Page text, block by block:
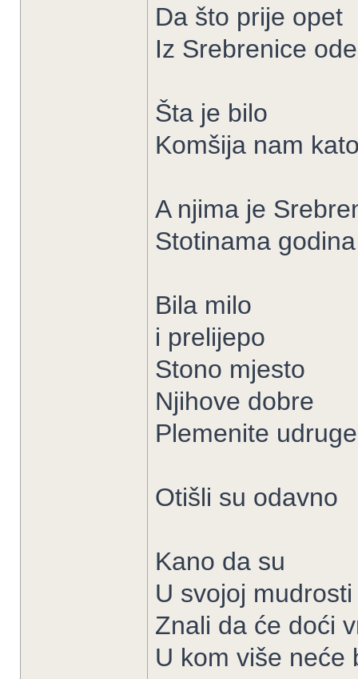
Da što prije opet
Iz Srebrenice ode
Šta je bilo
Komšija nam
A njima je
Stotinama godina
Bila milo
i prelijepo
Stono mjesto
Njihove dobre
Plemenite udruge
Otišli su odavno
Kano da su
U svojoj mudrosti
Znali da će doći
U kom više neće